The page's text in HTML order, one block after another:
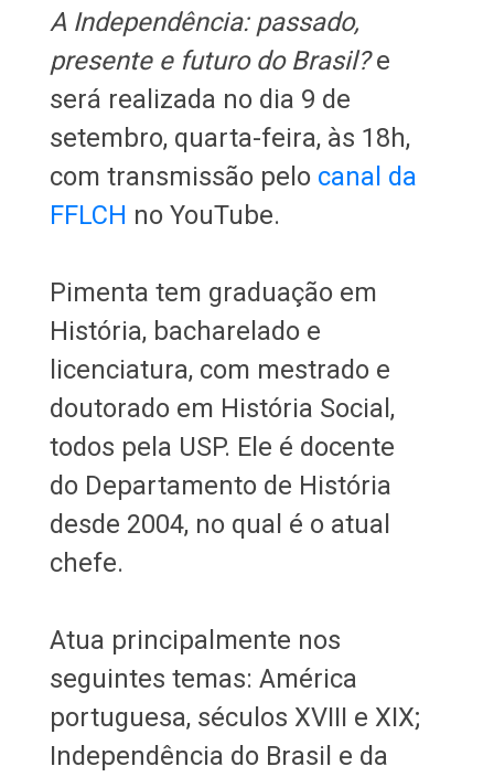
A Independência: passado,
presente e futuro do Brasil?e
será realizada no dia 9 de
setembro, quarta-feira, às 18h,
com transmissão pelo canal da
FFLCH no YouTube.
Pimenta tem graduação em
História, bacharelado e
licenciatura, com mestrado e
doutorado em História Social,
todos pela USP. Ele é docente
do Departamento de História
desde 2004, no qual é o atual
chefe.
Atua principalmente nos
seguintes temas: América
portuguesa, séculos XVIII e XIX;
Independência do Brasil e da